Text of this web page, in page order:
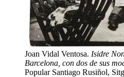
Joan Vidal Ventosa. Isidre
Barcelona, con dos de sus
Popular Santiago Rusiñol,